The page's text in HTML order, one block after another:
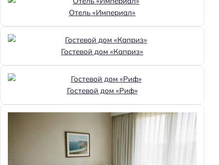
Отель «Империал»
Гостевой дом «Каприз»
Гостевой дом «Риф»